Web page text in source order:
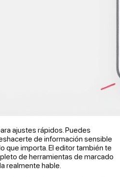
ajustes rápidos. Puedes
de información sensible
que importa. El editor también te
de herramientas de marcado
realmente hable.